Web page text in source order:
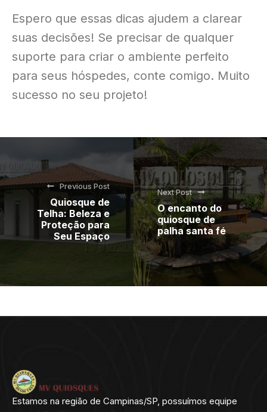
Espero que essas dicas ajudem a clarear
suas decisões! Se precisar de qualquer
suporte para criar o ambiente perfeito
para seus hóspedes, conte comigo. Muito
sucesso no seu projeto!
Previous Post
Quiosque de
Telha: Beleza e
Proteção para
Seu Espaço
Next Post
O encanto do
quiosque de
palha santa fé
Estamos na região de Campinas/SP, possuímos equipe